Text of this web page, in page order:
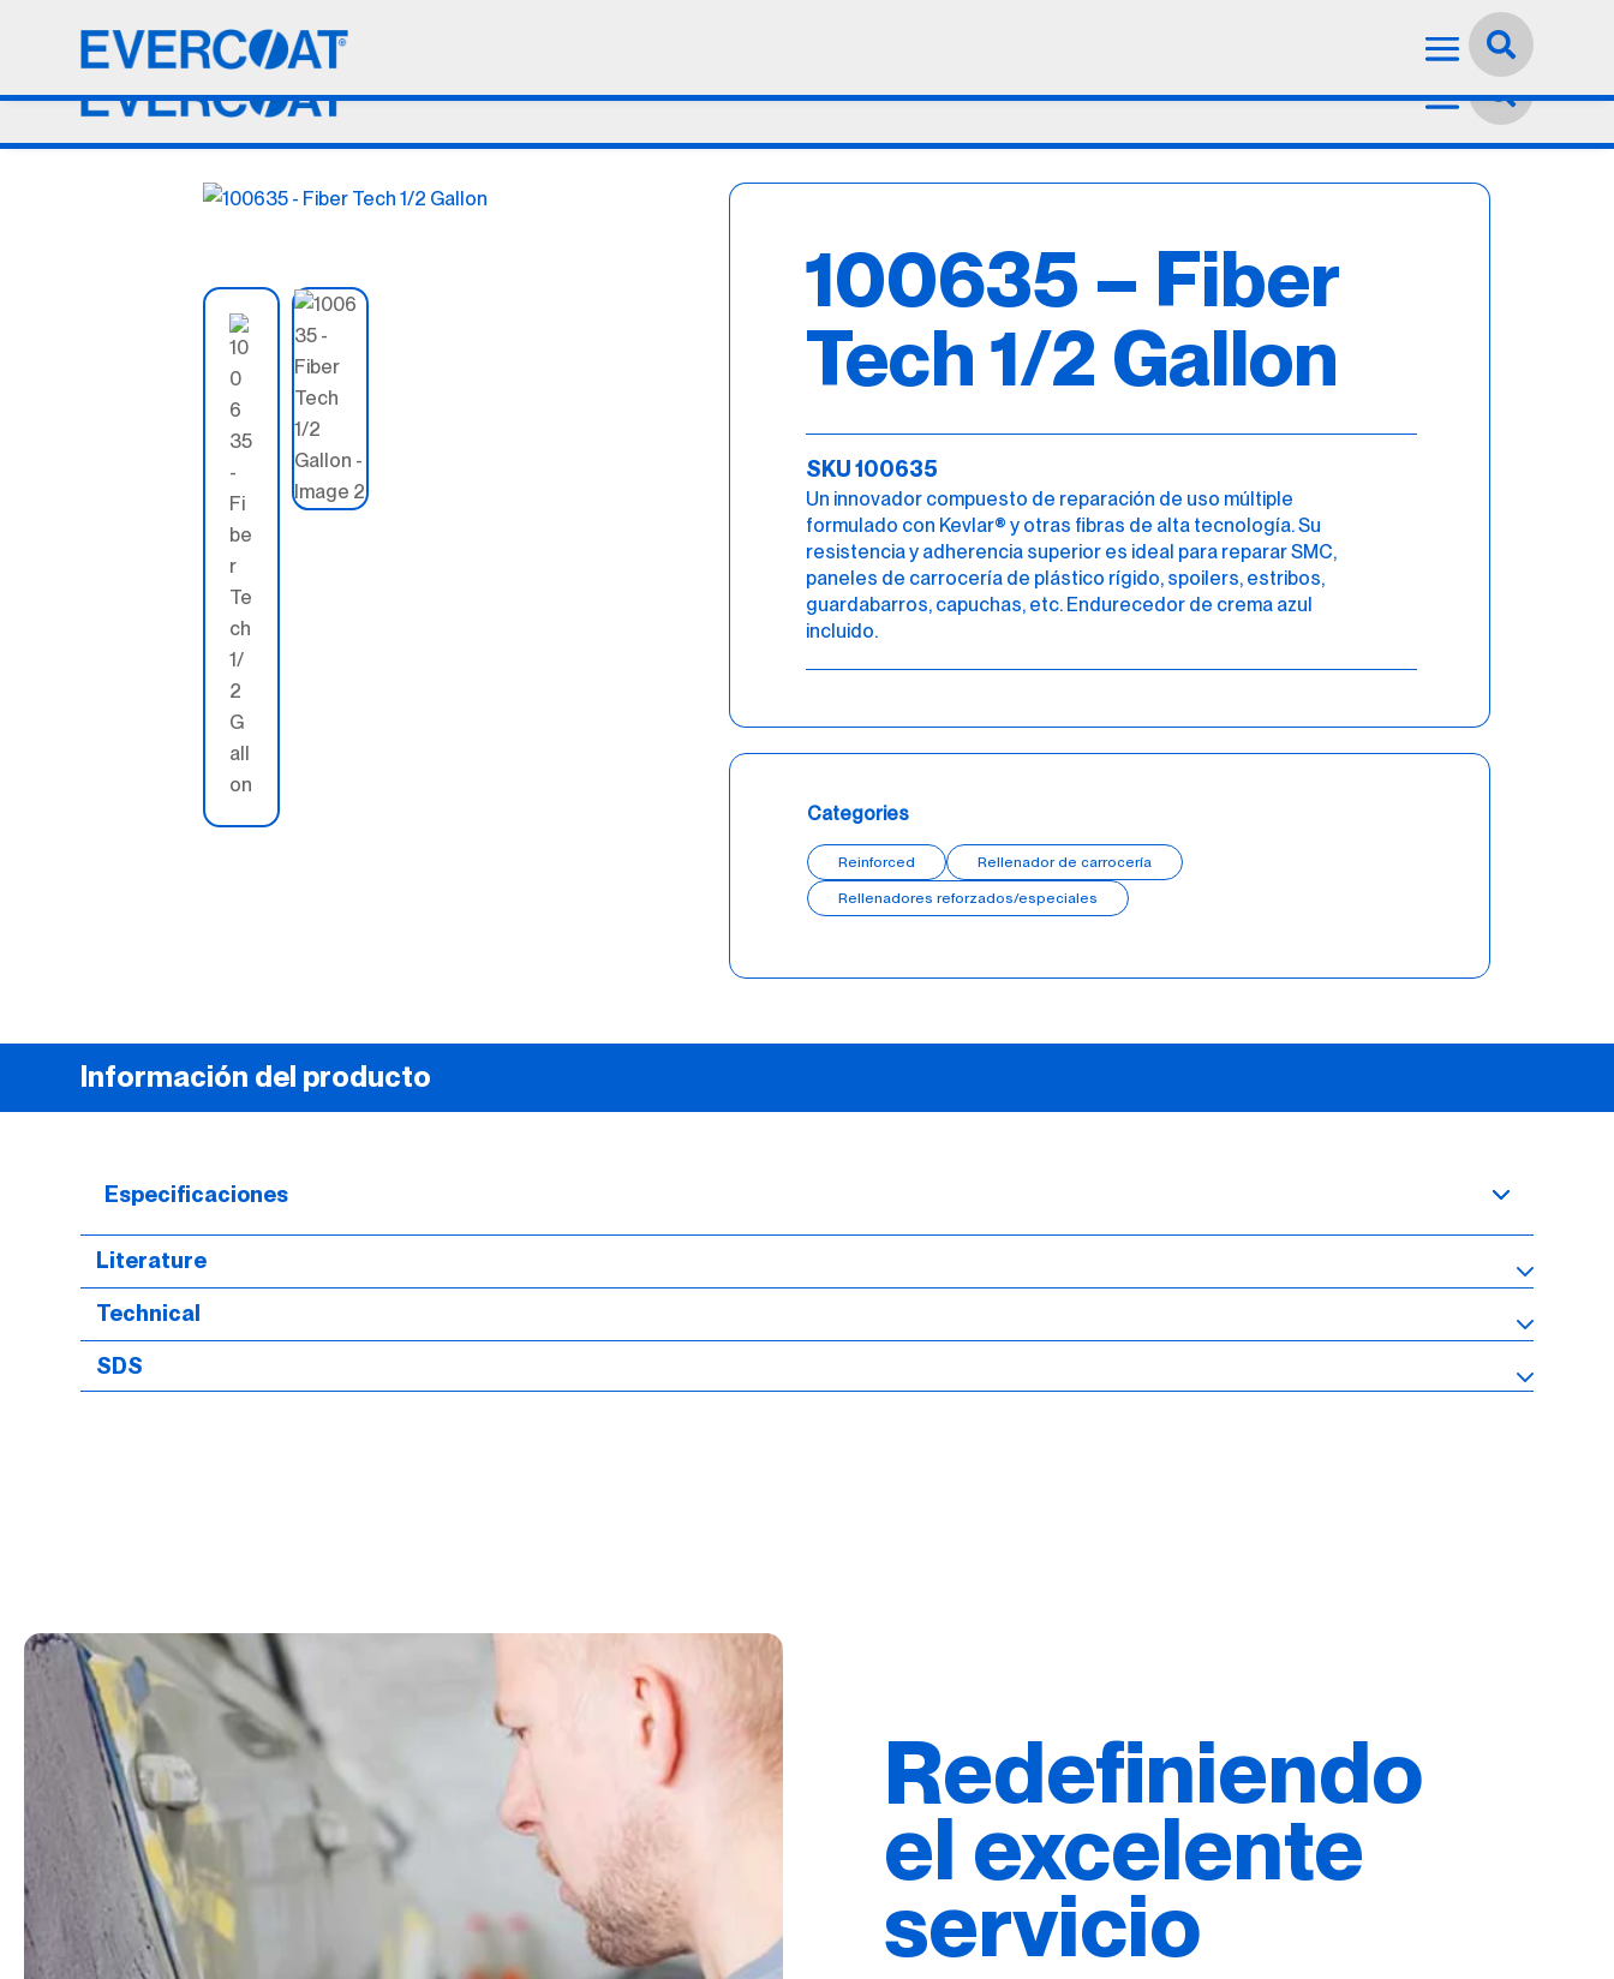
Español


100635 – Fiber
Tech 1/2 Gallon
SKU 100635
Un innovador compuesto de reparación de uso múltiple
formulado con Kevlar® y otras fibras de alta tecnología. Su
resistencia y adherencia superior es ideal para reparar SMC,
paneles de carrocería de plástico rígido, spoilers, estribos,
guardabarros, capuchas, etc. Endurecedor de crema azul
incluido.
Categories
Reinforced Rellenador de carrocería
Rellenadores reforzados/especiales
Información del producto
Especificaciones
Literature
Technical
SDS
Redefiniendo
el excelente
servicio